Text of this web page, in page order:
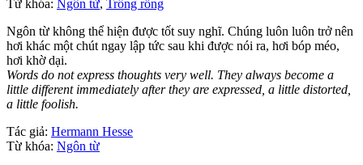
Từ khóa: Ngôn từ, Trống rỗng
Ngôn từ không thể hiện được tốt suy nghĩ. Chúng luôn luôn trở nên
hơi khác một chút ngay lập tức sau khi được nói ra, hơi bóp méo,
hơi khờ dại.
Words do not express thoughts very well. They always become a
little different immediately after they are expressed, a little distorted,
a little foolish.
Tác giả: Hermann Hesse
Từ khóa: Ngôn từ